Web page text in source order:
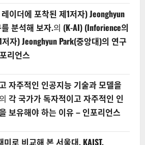
이더에 포착된 제1저자) Jeonghyun
분석해 보자.의 (K-AI) (Inforience의
자) Jeonghyun Park(중앙대)의 연구
리언스
자주적인 인공지능 기술과 모델을
의 각 국가가 독자적이고 자주적인 인
보유해야 하는 이유 – 인포리언스
미로 비교해 본 서울대, KAIST,